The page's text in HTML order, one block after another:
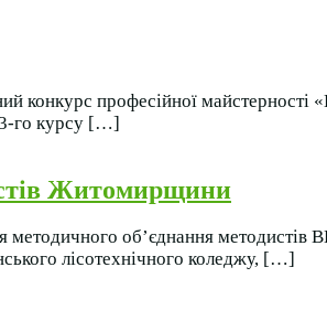
конкурс професійної майстерності
3-го курсу […]
Житомирщини
об’єднання методистів
лісотехнічного коледжу, […]